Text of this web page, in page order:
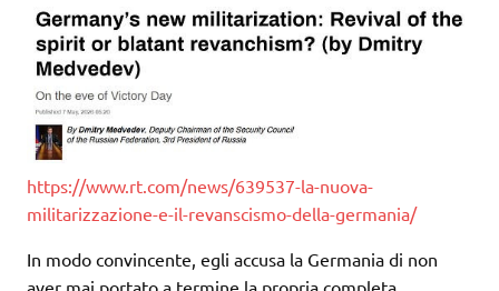
https://www.rt.com/news/639537-la-nuova-
militarizzazione-e-il-revanscismo-della-germania/
In modo convincente, egli accusa la Germania di non